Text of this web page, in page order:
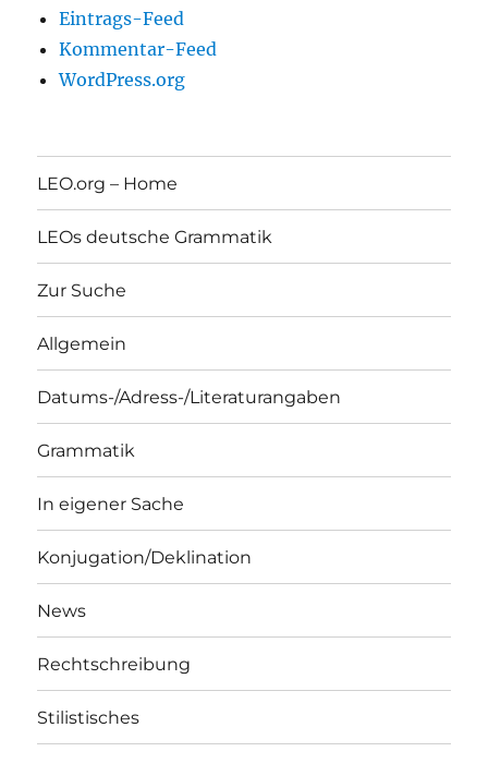
Eintrags-Feed
Kommentar-Feed
WordPress.org
LEO.org – Home
LEOs deutsche Grammatik
Zur Suche
Allgemein
Datums-/Adress-/Literaturangaben
Grammatik
In eigener Sache
Konjugation/Deklination
News
Rechtschreibung
Stilistisches